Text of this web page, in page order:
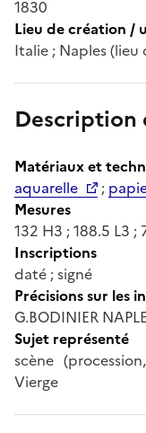
1830
Lieu de création /
Italie ; Naples
Description
Matériaux et
aquarelle
;
Mesures
132 H3 ; 188.5 L3 ;
Inscriptions
daté ; signé
Précisions sur les
G.BODINIER
Sujet représenté
scène
Vierge